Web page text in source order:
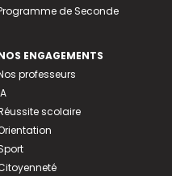
de Seconde
ENGAGEMENTS
professeurs
scolaire